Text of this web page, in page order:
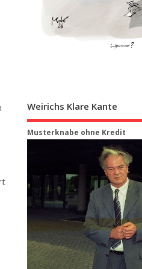
Weirichs Klare Kante
Musterknabe ohne Kredit